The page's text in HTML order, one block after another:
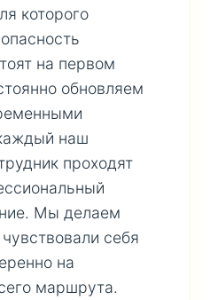
которого
на первом
обновляем
наш
проходят
Мы делаем
себя
на
маршрута.